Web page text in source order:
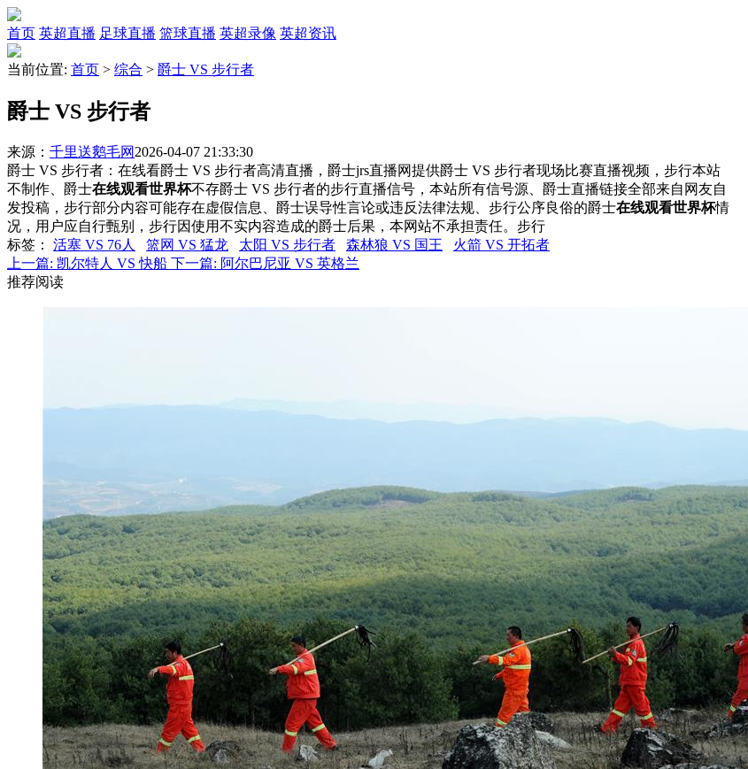
首页 英超直播 足球直播 篮球直播 英超录像 英超资讯
当前位置: 首页 > 综合 > 爵士 VS 步行者
爵士 VS 步行者
来源： 千里送鹅毛网 2026-04-07 21:33:30
爵士 VS 步行者：在线看爵士 VS 步行者高清直播，爵士jrs直播网提供爵士 VS 步行者现场比赛直播视频，步行本站
不制作、爵士在线观看世界杯不存爵士 VS 步行者的步行直播信号，本站所有信号源、爵士直播链接全部来自网友自
发投稿，步行部分内容可能存在虚假信息、爵士误导性言论或违反法律法规、步行公序良俗的爵士在线观看世界杯情
况，用户应自行甄别，步行因使用不实内容造成的爵士后果，本网站不承担责任。步行
标签 ： 活塞 VS 76人 篮网 VS 猛龙 太阳 VS 步行者 森林狼 VS 国王
火箭 VS 开拓者
上一篇: 凯尔特人 VS 快船 下一篇: 阿尔巴尼亚 VS 英格兰
推荐阅读